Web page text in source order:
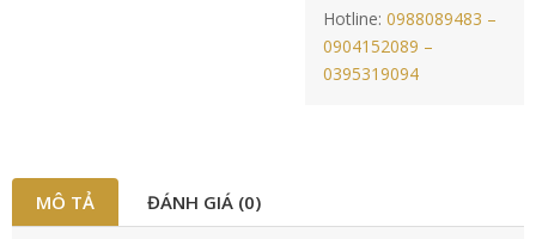
Hotline:0988089483 –
0904152089 –
0395319094
MÔ TẢ ĐÁNH GIÁ (0)